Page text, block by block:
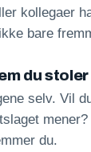
kollegaer
bare
du stoler
selv. Vil
du.